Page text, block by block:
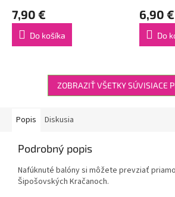
7,90 €
Do košíka
6,90 €
Do
ZOBRAZIŤ VŠETKY SÚVISIACE
Popis Diskusia
Podrobný popis
Nafúknuté balóny si môžete prevziať
Šipošovských Kračanoch.